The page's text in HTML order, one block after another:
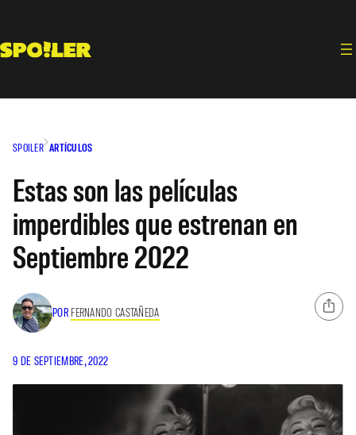
contenido
SPOILER ARTÍCULOS
Estas son las películas
imperdibles que estrenan en
Septiembre 2022
POR FERNANDO CASTAÑEDA
9 DE SEPTIEMBRE, 2022